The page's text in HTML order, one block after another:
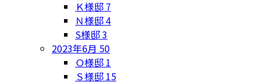
Ｋ様邸 7
Ｎ様邸4
S様邸3
2023年6月 50
Ｏ様邸 1
Ｓ様邸 15